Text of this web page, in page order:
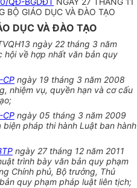
BỘ GIÁO DỤC VÀ ĐÀO TẠO
DỤC VÀ ĐÀO TẠO
ngày 22 tháng 3 năm
hội về hợp nhất văn bản quy
ngày 19 tháng 3 năm 2008
nhiệm vụ, quyền hạn và cơ cấu
ngày 05 tháng 3 năm 2009
pháp thi hành Luật ban hành
ngày 27 tháng 12 năm 2011
trình bày văn bản quy phạm
Chính phủ, Bộ trưởng, Thủ
quy phạm pháp luật liên tịch;